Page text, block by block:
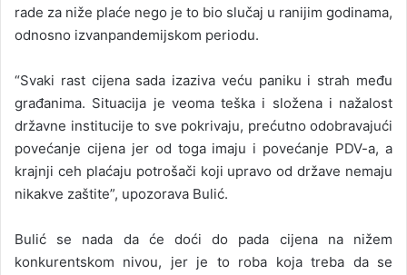
rade za niže plaće nego je to bio slučaj u ranijim godinama,
odnosno izvanpandemijskom periodu.
“Svaki rast cijena sada izaziva veću paniku i strah među
građanima. Situacija je veoma teška i složena i nažalost
državne institucije to sve pokrivaju, prećutno odobravajući
povećanje cijena jer od toga imaju i povećanje PDV-a, a
krajnji ceh plaćaju potrošači koji upravo od države nemaju
nikakve zaštite”, upozorava Bulić.
Bulić se nada da će doći do pada cijena na nižem
konkurentskom nivou, jer je to roba koja treba da se